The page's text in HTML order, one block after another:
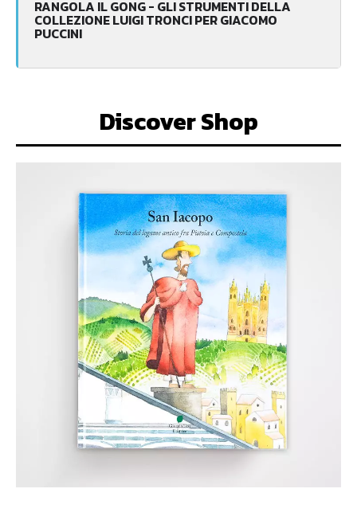
RANGOLA IL GONG - GLI STRUMENTI DELLA
COLLEZIONE LUIGI TRONCI PER GIACOMO
PUCCINI
Discover Shop